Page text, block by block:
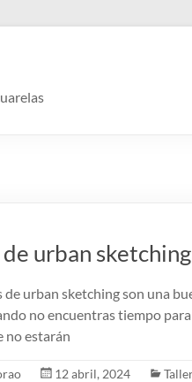
urban
de urban sketching son una
no encuentras tiempo
no estarán
12 abril, 2024